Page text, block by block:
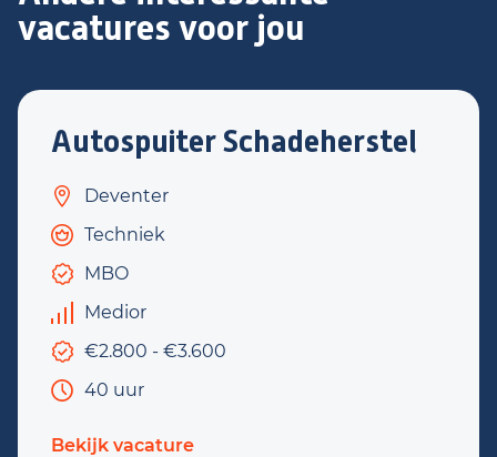
vacatures voor jou
Autospuiter Schadeherstel
Deventer
Techniek
MBO
Medior
€2.800 - €3.600
40 uur
Bekijk vacature